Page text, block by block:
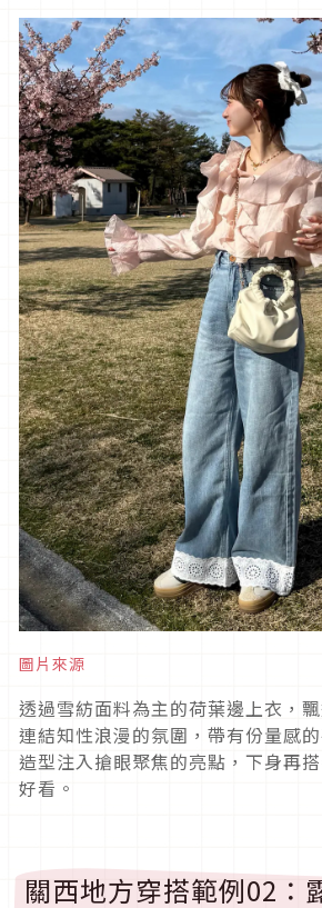
圖片來源
透過雪紡面料為主的荷葉邊上衣，
連結知性浪漫的氛圍，帶有份量感
造型注入搶眼聚焦的亮點，下身再
好看。
關西地方穿搭範例02